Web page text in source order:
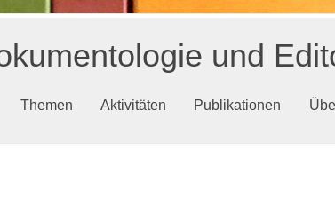
und
Themen Aktivitäten Publikationen